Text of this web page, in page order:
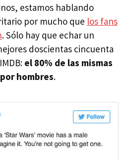
estamos hablando
por mucho que los fans
. Sólo hay que echar un
doscientas cincuenta
el 80% de las mismas
hombres.